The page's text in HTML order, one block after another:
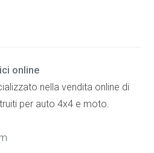
online
nella vendita online di
per auto 4x4 e moto.